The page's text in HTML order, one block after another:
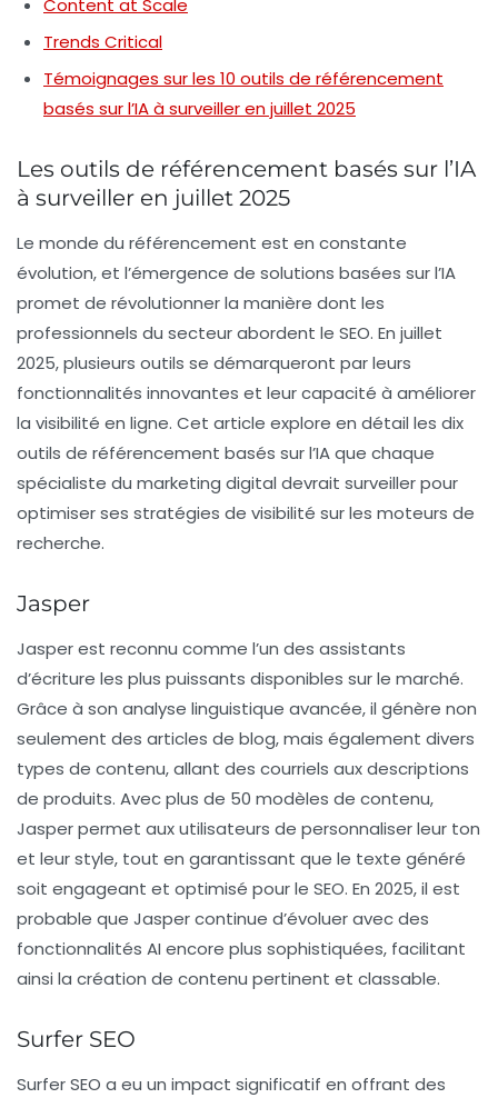
Content at Scale
Trends Critical
Témoignages sur les 10 outils de référencement
basés sur l’IA à surveiller en juillet 2025
Les outils de référencement basés sur l’IA
à surveiller en juillet 2025
Le monde du référencement est en constante
évolution, et l’émergence de solutions basées sur l’IA
promet de révolutionner la manière dont les
professionnels du secteur abordent le SEO. En juillet
2025, plusieurs outils se démarqueront par leurs
fonctionnalités innovantes et leur capacité à améliorer
la visibilité en ligne. Cet article explore en détail les dix
outils de référencement basés sur l’IAque chaque
spécialiste du marketing digital devrait surveiller pour
optimiser ses stratégies de visibilité sur les moteurs de
recherche.
Jasper
Jasper est reconnu comme l’un des assistants
d’écriture les plus puissants disponibles sur le marché.
Grâce à son analyse linguistique avancée, il génère non
seulement des articles de blog, mais également divers
types de contenu, allant des courriels aux descriptions
de produits. Avec plus de 50 modèles de contenu,
Jasper permet aux utilisateurs de personnaliser leur ton
et leur style, tout en garantissant que le texte généré
soit engageant et optimisé pour le SEO. En 2025, il est
probable que Jasper continue d’évoluer avec des
fonctionnalités AI encore plus sophistiquées, facilitant
ainsi la création de contenu pertinent et classable.
Surfer SEO
Surfer SEO a eu un impact significatif en offrant des